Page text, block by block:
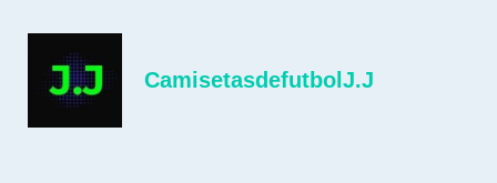
CamisetasdefutbolJ.J